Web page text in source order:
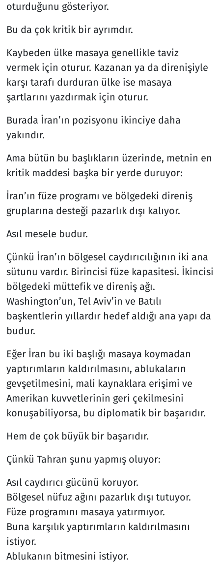
oturduğunu gösteriyor.
Bu da çok kritik bir ayrımdır.
Kaybeden ülke masaya genellikle taviz
vermek için oturur. Kazanan ya da direnişiyle
karşı tarafı durduran ülke ise masaya
şartlarını yazdırmak için oturur.
Burada İran’ın pozisyonu ikinciye daha
yakındır.
Ama bütün bu başlıkların üzerinde, metnin en
kritik maddesi başka bir yerde duruyor:
İran’ın füze programı ve bölgedeki direniş
gruplarına desteği pazarlık dışı kalıyor.
Asıl mesele budur.
Çünkü İran’ın bölgesel caydırıcılığının iki ana
sütunu vardır. Birincisi füze kapasitesi. İkincisi
bölgedeki müttefik ve direniş ağı.
Washington’un, Tel Aviv’in ve Batılı
başkentlerin yıllardır hedef aldığı ana yapı da
budur.
Eğer İran bu iki başlığı masaya koymadan
yaptırımların kaldırılmasını, ablukaların
gevşetilmesini, mali kaynaklara erişimi ve
Amerikan kuvvetlerinin geri çekilmesini
konuşabiliyorsa, bu diplomatik bir başarıdır.
Hem de çok büyük bir başarıdır.
Çünkü Tahran şunu yapmış oluyor:
Asıl caydırıcı gücünü koruyor.
Bölgesel nüfuz ağını pazarlık dışı tutuyor.
Füze programını masaya yatırmıyor.
Buna karşılık yaptırımların kaldırılmasını
istiyor.
Ablukanın bitmesini istiyor.